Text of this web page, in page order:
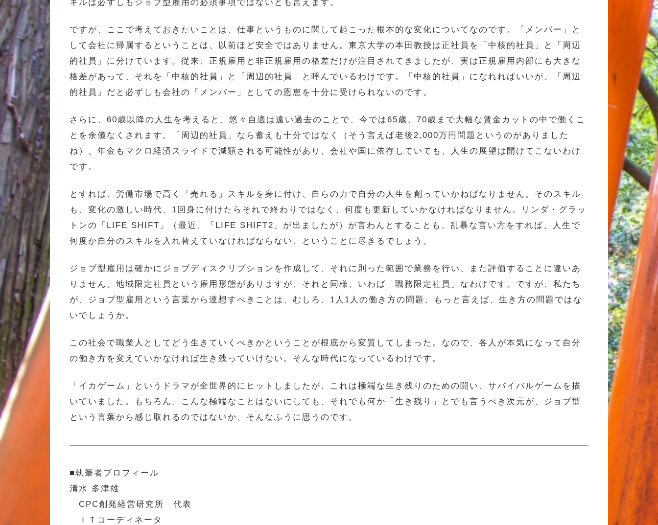
キルは必ずしもジョブ型雇用の必須事項ではないとも言えます。
ですが、ここで考えておきたいことは、仕事というものに関して起こった根本的な変化についてなのです。「メンバー」と
して会社に帰属するということは、以前ほど安全ではありません。東京大学の本田教授は正社員を「中核的社員」と「周辺
的社員」に分けています。従来、正規雇用と非正規雇用の格差だけが注目されてきましたが、実は正規雇用内部にも大きな
格差があって、それを「中核的社員」と「周辺的社員」と呼んでいるわけです。「中核的社員」になれればいいが、「周辺
的社員」だと必ずしも会社の「メンバー」としての恩恵を十分に受けられないのです。
さらに、60歳以降の人生を考えると、悠々自適は遠い過去のことで、今では65歳、70歳まで大幅な賃金カットの中で働くこ
とを余儀なくされます。「周辺的社員」なら蓄えも十分ではなく（そう言えば老後2,000万円問題というのがありました
ね）、年金もマクロ経済スライドで減額される可能性があり、会社や国に依存していても、人生の展望は開けてこないわけ
です。
とすれば、労働市場で高く「売れる」スキルを身に付け、自らの力で自分の人生を創っていかねばなりません。そのスキル
も、変化の激しい時代、1回身に付けたらそれで終わりではなく、何度も更新していかなければなりません。リンダ・グラッ
トンの「LIFE SHIFT」（最近、「LIFE SHIFT2」が出ましたが）が言わんとすることも、乱暴な言い方をすれば、人生で
何度か自分のスキルを入れ替えていなければならない、ということに尽きるでしょう。
ジョブ型雇用は確かにジョブディスクリプションを作成して、それに則った範囲で業務を行い、また評価することに違いあ
りません。地域限定社員という雇用形態がありますが、それと同様、いわば「職務限定社員」なわけです。ですが、私たち
が、ジョブ型雇用という言葉から連想すべきことは、むしろ、1人1人の働き方の問題、もっと言えば、生き方の問題ではな
いでしょうか。
この社会で職業人としてどう生きていくべきかということが根底から変質してしまった。なので、各人が本気になって自分
の働き方を変えていかなければ生き残っていけない。そんな時代になっているわけです。
「イカゲーム」というドラマが全世界的にヒットしましたが、これは極端な生き残りのための闘い、サバイバルゲームを描
いていました。もちろん、こんな極端なことはないにしても、それでも何か「生き残り」とでも言うべき次元が、ジョブ型
という言葉から感じ取れるのではないか、そんなふうに思うのです。
■執筆者プロフィール
清水 多津雄
CPC創発経営研究所 代表
ＩＴコーディネータ